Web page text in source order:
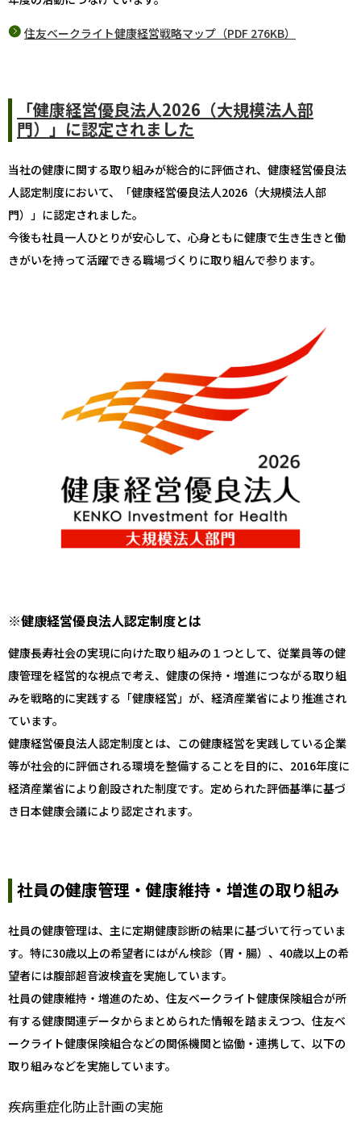
住友ベークライト健康経営戦略マップ（PDF 276KB）
「健康経営優良法人2026（大規模法人部
門）」に認定されました
当社の健康に関する取り組みが総合的に評価され、健康経営優良法
人認定制度において、「健康経営優良法人2026（大規模法人部
門）」に認定されました。
今後も社員一人ひとりが安心して、心身ともに健康で生き生きと働
きがいを持って活躍できる職場づくりに取り組んで参ります。
※健康経営優良法人認定制度とは
健康長寿社会の実現に向けた取り組みの１つとして、従業員等の健
康管理を経営的な視点で考え、健康の保持・増進につながる取り組
みを戦略的に実践する「健康経営」が、経済産業省により推進され
ています。
健康経営優良法人認定制度とは、この健康経営を実践している企業
等が社会的に評価される環境を整備することを目的に、2016年度に
経済産業省により創設された制度です。定められた評価基準に基づ
き日本健康会議により認定されます。
社員の健康管理・健康維持・増進の取り組み
社員の健康管理は、主に定期健康診断の結果に基づいて行っていま
す。特に30歳以上の希望者にはがん検診（胃・腸）、40歳以上の希
望者には腹部超音波検査を実施しています。
社員の健康維持・増進のため、住友ベークライト健康保険組合が所
有する健康関連データからまとめられた情報を踏まえつつ、住友ベ
ークライト健康保険組合などの関係機関と協働・連携して、以下の
取り組みなどを実施しています。
疾病重症化防止計画の実施